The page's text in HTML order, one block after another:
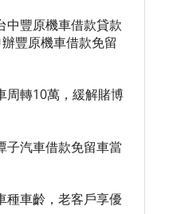
中豐原機車借款貸款
豐原機車借款免留
周轉10萬，緩解賭博
子汽車借款免留車當
種車齡，老客戶享優